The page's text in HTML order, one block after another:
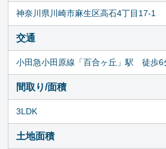
神奈川県川崎市麻生区高石4丁目17-1
交通
小田急小田原線「百合ヶ丘」駅 徒歩6
間取り/面積
3LDK
土地面積